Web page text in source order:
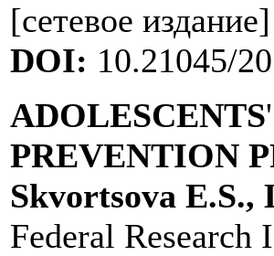
[сетевое
DOI: 10.21045/
ADOLESCENTS'
PREVENTION
Skvortsova E.S.,
Federal